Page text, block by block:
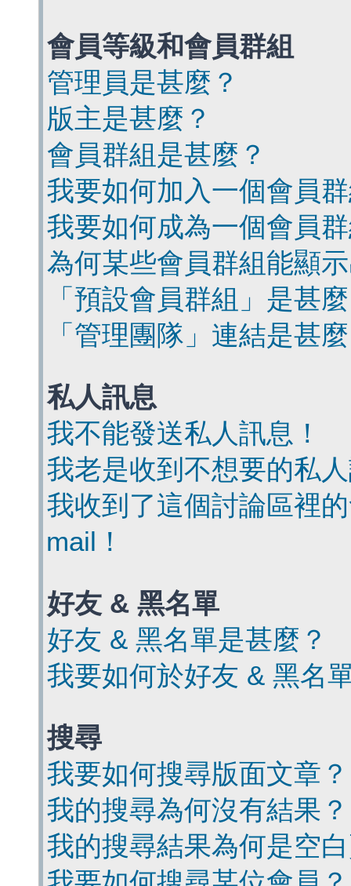
會員等級和會員群組
管理員是甚麼？
版主是甚麼？
會員群組是甚麼？
我要如何加入一個會員
我要如何成為一個會員
為何某些會員群組能顯
「預設會員群組」是甚
「管理團隊」連結是甚
私人訊息
我不能發送私人訊息！
我老是收到不想要的私
我收到了這個討論區裡
mail！
好友 & 黑名單
好友 & 黑名單是甚麼？
我要如何於好友 & 黑名
搜尋
我要如何搜尋版面文章？
我的搜尋為何沒有結果？
我的搜尋結果為何是空